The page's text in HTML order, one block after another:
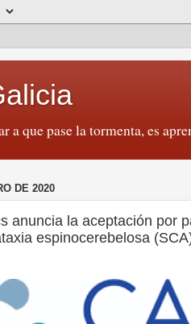
a que pase la tormenta, es
DE 2020
anuncia la aceptación por
espinocerebelosa